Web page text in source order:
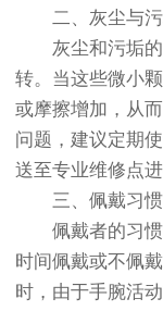
二、灰尘与污
灰尘和污垢的
转。当这些微小
或摩擦增加，从
问题，建议定期
送至专业维修点进
三、佩戴习惯
佩戴者的习惯
时间佩戴或不佩
时，由于手腕活